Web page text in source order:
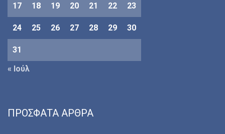
17 18 19 20 21 22 23
24 25 26 27 28 29 30
31
« Ιούλ
ΠΡΌΣΦΑΤΑ ΆΡΘΡΑ